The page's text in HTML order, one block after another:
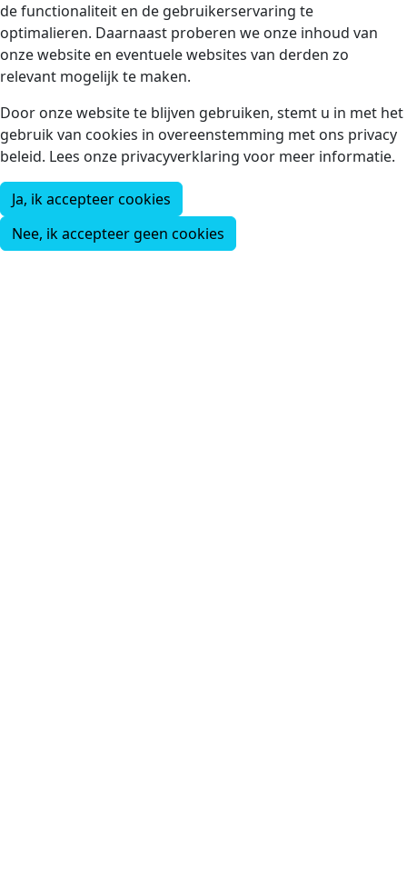
de functionaliteit en de gebruikerservaring te
optimalieren. Daarnaast proberen we onze inhoud van
onze website en eventuele websites van derden zo
relevant mogelijk te maken.
Door onze website te blijven gebruiken, stemt u in met het
gebruik van cookies in overeenstemming met ons privacy
beleid. Lees onze privacyverklaring voor meer informatie.
Ja, ik accepteer cookies
Nee, ik accepteer geen cookies